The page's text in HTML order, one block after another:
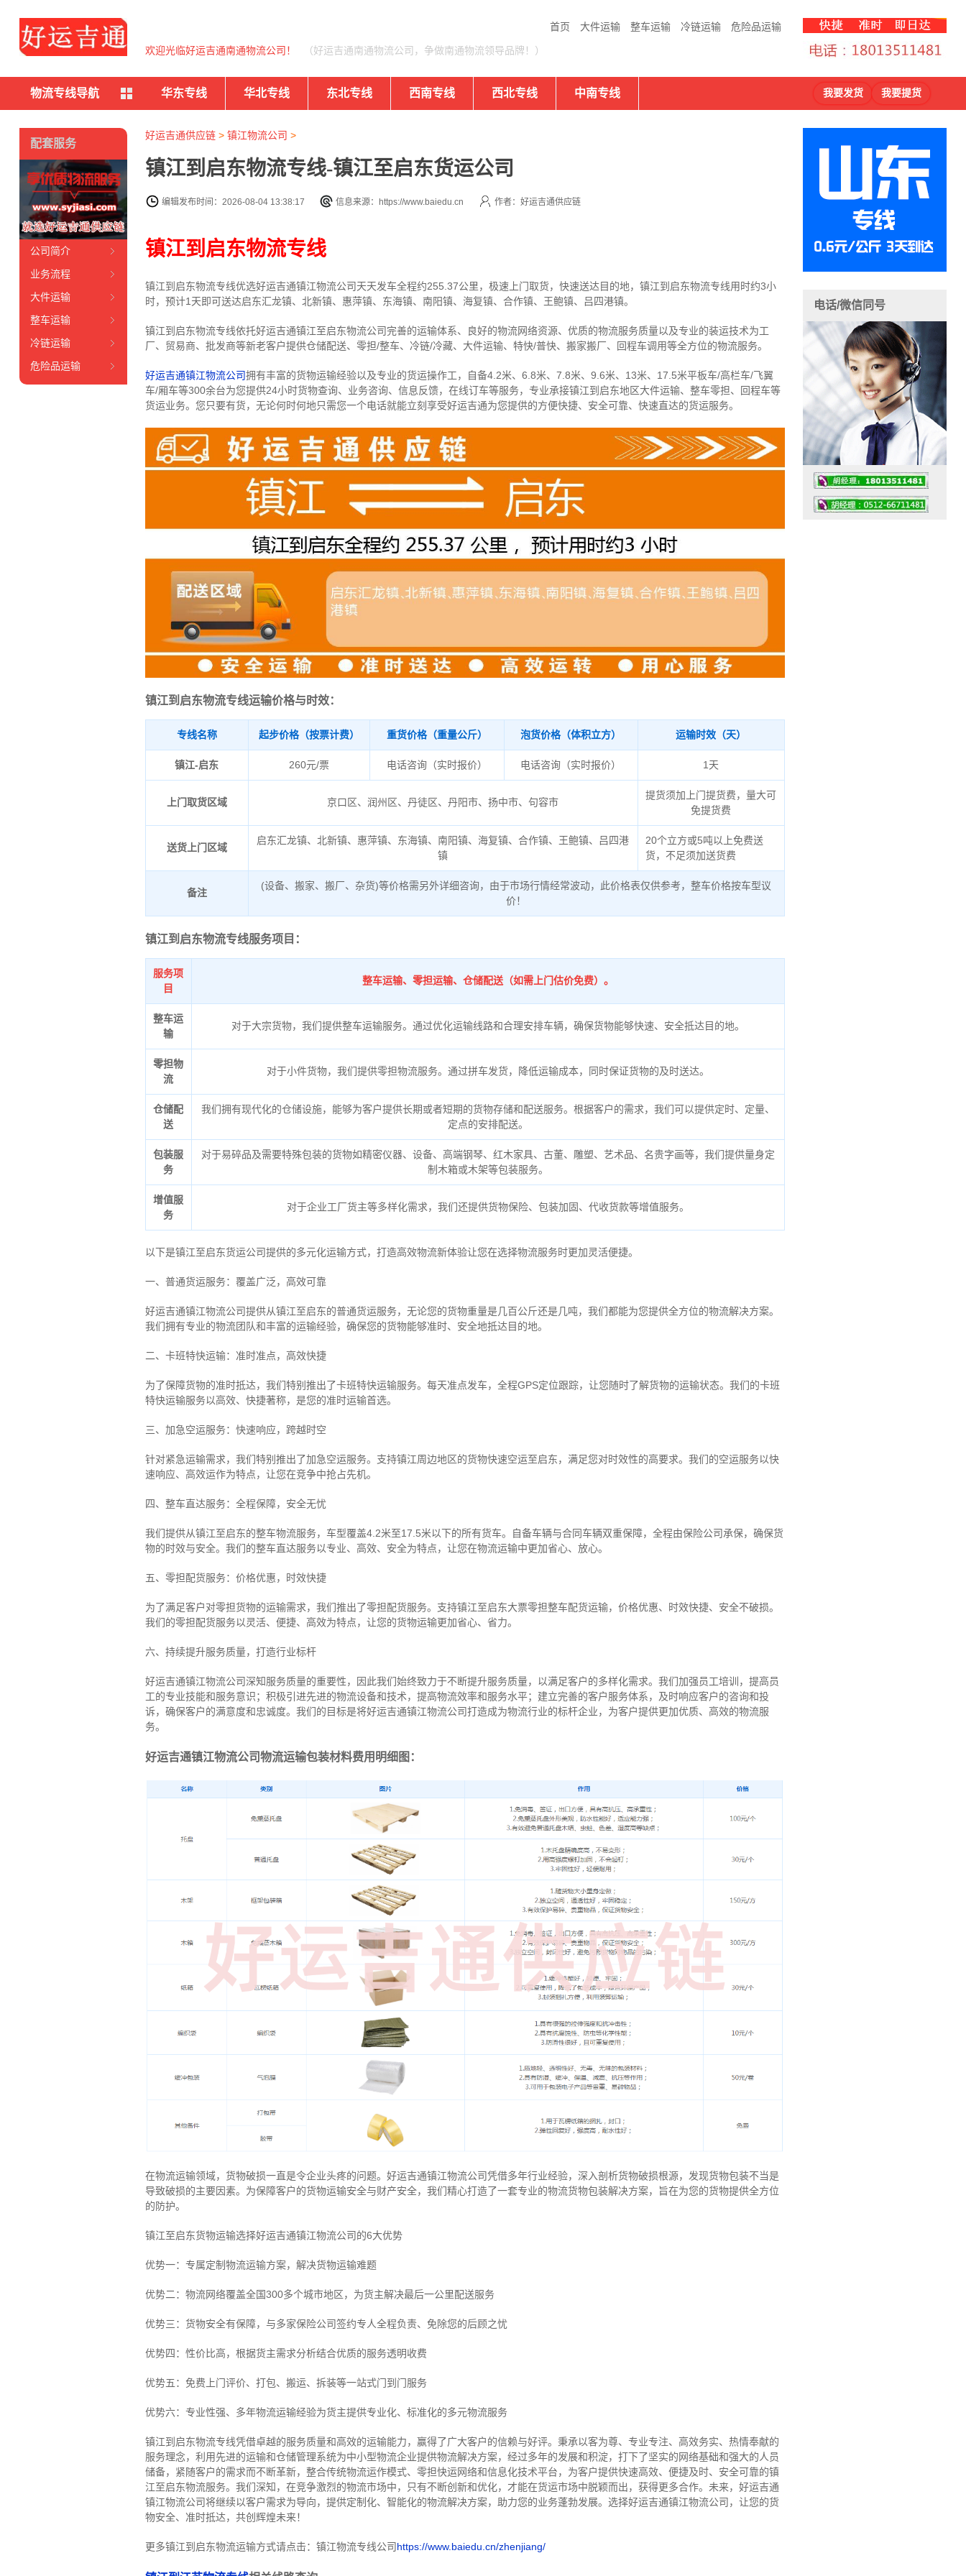
首页 大件运输 整车运输 冷链运输 危险品运输
欢迎光临好运吉通南通物流公司！ （好运吉通南通物流公司，争做南通物流领导品牌！）
物流专线导航 华东专线 华北专线 东北专线 西南专线 西北专线 中南专线 我要发货 我要提货
好运吉通供应链> 镇江物流公司 >
镇江到启东物流专线-镇江至启东货运公司
编辑发布时间：2026-08-04 13:38:17 信息来源：https://www.baiedu.cn 作者：好运吉通供应链
镇江到启东物流专线
镇江到启东物流专线优选好运吉通镇江物流公司天天发车全程约255.37公里， 极速上门取货，快速送达目的地，镇江到启东物流专线用时约3小
时，预计1天即可送达启东汇龙镇、北新镇、惠萍镇、东海镇、南阳镇、海复镇、合作镇、王鲍镇、吕四港镇。
镇江到启东物流专线依托好运吉通镇江至启东物流公司完善的运输体系、良好的物流网络资源、优质的物流服务质量以及专业的装运技术为工
厂、贸易商、批发商等新老客户提供仓储配送、零担/整车、冷链/冷藏、大件运输、特快/普快、搬家搬厂、回程车调用等全方位的物流服务。
好运吉通镇江物流公司拥有丰富的货物运输经验以及专业的货运操作工，自备4.2米、6.8米、7.8米、9.6米、13米、17.5米平板车/高栏车/飞翼
车/厢车等300余台为您提供24小时货物查询、业务咨询、信息反馈，在线订车等服务， 专业承接镇江到启东地区大件运输、整车零担、回程车等
货运业务。 您只要有货，无论何时何地只需您一个电话就能立刻享受好运吉通为您提供的方便快捷、安全可靠、快速直达的货运服务。
镇江到启东物流专线运输价格与时效：
专线名称 起步价格（按票计费） 重货价格（重量公斤） 泡货价格（体积立方） 运输时效（天）
镇江-启东 260元/票 电话咨询（实时报价） 电话咨询（实时报价） 1天
上门取货区域 京口区、润州区、丹徒区、丹阳市、扬中市、句容市
提货须加上门提货费，量大可
免提货费
送货上门区域
启东汇龙镇、北新镇、惠萍镇、东海镇、南阳镇、海复镇、合作镇、王鲍镇、吕四港
镇
20个立方或5吨以上免费送
货，不足须加送货费
备注
(设备、搬家、搬厂、杂货)等价格需另外详细咨询，由于市场行情经常波动，此价格表仅供参考，整车价格按车型议
价！
镇江到启东物流专线服务项目：
服务项
目
整车运输、零担运输、仓储配送（如需上门估价免费）。
整车运
输
对于大宗货物，我们提供整车运输服务。通过优化运输线路和合理安排车辆，确保货物能够快速、安全抵达目的地。
零担物
流
对于小件货物，我们提供零担物流服务。通过拼车发货，降低运输成本，同时保证货物的及时送达。
仓储配
送
我们拥有现代化的仓储设施，能够为客户提供长期或者短期的货物存储和配送服务。根据客户的需求，我们可以提供定时、定量、
定点的安排配送。
包装服
务
对于易碎品及需要特殊包装的货物如精密仪器、设备、高端钢琴、红木家具、古董、雕塑、艺术品、名贵字画等，我们提供量身定
制木箱或木架等包装服务。
增值服
务
对于企业工厂货主等多样化需求，我们还提供货物保险、包装加固、代收货款等增值服务。
以下是镇江至启东货运公司提供的多元化运输方式，打造高效物流新体验让您在选择物流服务时更加灵活便捷。
一、普通货运服务：覆盖广泛，高效可靠
好运吉通镇江物流公司提供从镇江至启东的普通货运服务，无论您的货物重量是几百公斤还是几吨，我们都能为您提供全方位的物流解决方案。
我们拥有专业的物流团队和丰富的运输经验，确保您的货物能够准时、安全地抵达目的地。
二、卡班特快运输：准时准点，高效快捷
为了保障货物的准时抵达，我们特别推出了卡班特快运输服务。每天准点发车，全程GPS定位跟踪，让您随时了解货物的运输状态。我们的卡班
特快运输服务以高效、快捷著称，是您的准时运输首选。
三、加急空运服务：快速响应，跨越时空
针对紧急运输需求，我们特别推出了加急空运服务。支持镇江周边地区的货物快速空运至启东，满足您对时效性的高要求。我们的空运服务以快
速响应、高效运作为特点，让您在竞争中抢占先机。
四、整车直达服务：全程保障，安全无忧
我们提供从镇江至启东的整车物流服务，车型覆盖4.2米至17.5米以下的所有货车。自备车辆与合同车辆双重保障，全程由保险公司承保，确保货
物的时效与安全。我们的整车直达服务以专业、高效、安全为特点，让您在物流运输中更加省心、放心。
五、零担配货服务：价格优惠，时效快捷
为了满足客户对零担货物的运输需求，我们推出了零担配货服务。支持镇江至启东大票零担整车配货运输，价格优惠、时效快捷、安全不破损。
我们的零担配货服务以灵活、便捷、高效为特点，让您的货物运输更加省心、省力。
六、持续提升服务质量，打造行业标杆
好运吉通镇江物流公司深知服务质量的重要性，因此我们始终致力于不断提升服务质量，以满足客户的多样化需求。我们加强员工培训，提高员
工的专业技能和服务意识；积极引进先进的物流设备和技术，提高物流效率和服务水平；建立完善的客户服务体系，及时响应客户的咨询和投
诉，确保客户的满意度和忠诚度。我们的目标是将好运吉通镇江物流公司打造成为物流行业的标杆企业，为客户提供更加优质、高效的物流服
务。
好运吉通镇江物流公司物流运输包装材料费用明细图：
在物流运输领域，货物破损一直是令企业头疼的问题。好运吉通镇江物流公司凭借多年行业经验，深入剖析货物破损根源，发现货物包装不当是
导致破损的主要因素。为保障客户的货物运输安全与财产安全，我们精心打造了一套专业的物流货物包装解决方案，旨在为您的货物提供全方位
的防护。
镇江至启东货物运输选择好运吉通镇江物流公司的6大优势
优势一：专属定制物流运输方案，解决货物运输难题
优势二：物流网络覆盖全国300多个城市地区，为货主解决最后一公里配送服务
优势三：货物安全有保障，与多家保险公司签约专人全程负责、免除您的后顾之忧
优势四：性价比高，根据货主需求分析结合优质的服务透明收费
优势五：免费上门评价、打包、搬运、拆装等一站式门到门服务
优势六：专业性强、多年物流运输经验为货主提供专业化、标准化的多元物流服务
镇江到启东物流专线凭借卓越的服务质量和高效的运输能力，赢得了广大客户的信赖与好评。 秉承以客为尊、专业专注、高效务实、热情奉献的
服务理念，利用先进的运输和仓储管理系统为中小型物流企业提供物流解决方案，经过多年的发展和积淀，打下了坚实的网络基础和强大的人员
储备，紧随客户的需求而不断革新，整合传统物流运作模式、零担快运网络和信息化技术平台，为客户提供快速高效、便捷及时、安全可靠的镇
江至启东物流服务。 我们深知，在竞争激烈的物流市场中，只有不断创新和优化，才能在货运市场中脱颖而出，获得更多合作。 未来，好运吉通
镇江物流公司将继续以客户需求为导向，提供定制化、智能化的物流解决方案，助力您的业务蓬勃发展。选择好运吉通镇江物流公司，让您的货
物安全、准时抵达，共创辉煌未来！
更多镇江到启东物流运输方式请点击：镇江物流专线公司https://www.baiedu.cn/zhenjiang/
配套服务
公司简介
业务流程
大件运输
整车运输
冷链运输
危险品运输
电话/微信同号